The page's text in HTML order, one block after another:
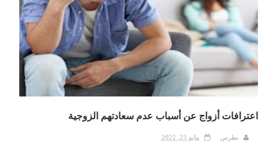
اعترافات أزواج عن أسباب عدم سعادتهم الزوجية
بطرس مايو 23, 2022